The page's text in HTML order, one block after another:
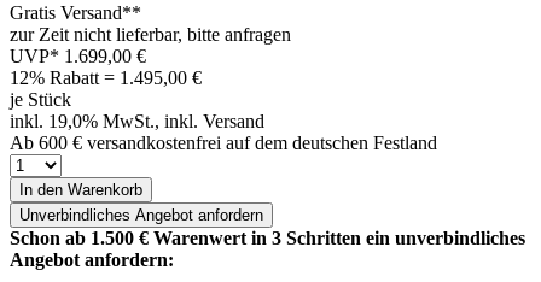
Gratis Versand**
zur Zeit nicht lieferbar, bitte anfragen
UVP* 1.699,00 €
12% Rabatt = 1.495,00 €
je Stück
inkl. 19,0% MwSt., inkl. Versand
Ab 600 € versandkostenfrei auf dem deutschen Festland
In den Warenkorb
Unverbindliches Angebot anfordern
Schon ab 1.500 € Warenwert in 3 Schritten ein unverbindliches
Angebot anfordern: